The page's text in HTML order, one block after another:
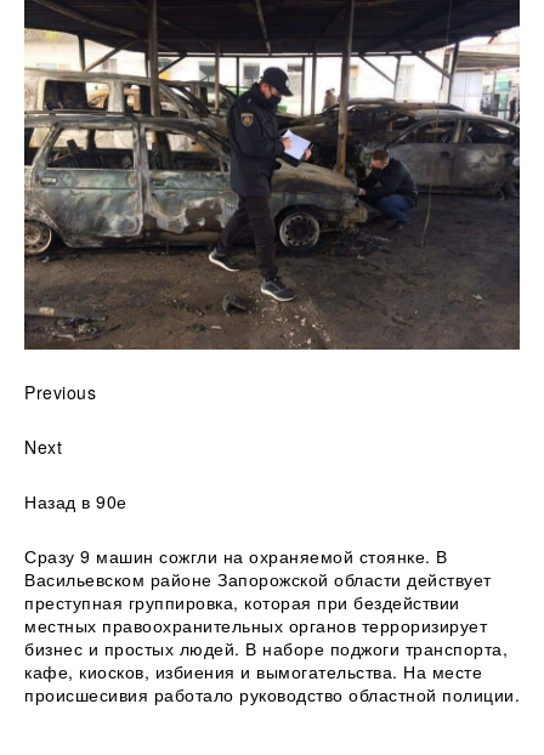
Previous
Next
Назад в 90е
Сразу 9 машин сожгли на охраняемой стоянке. В
Васильевском районе Запорожской области действует
преступная группировка, которая при бездействии
местных правоохранительных органов терроризирует
бизнес и простых людей. В наборе поджоги транспорта,
кафе, киосков, избиения и вымогательства. На месте
происшесивия работало руководство областной полиции.